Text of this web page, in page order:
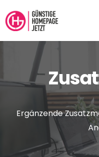
Ergänzende